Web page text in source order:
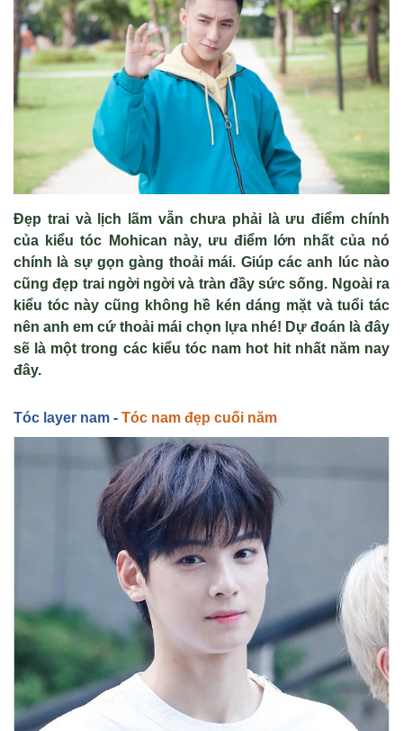
Đẹp trai và lịch lãm vẫn chưa phải là ưu điểm chính
của kiểu tóc Mohican này, ưu điểm lớn nhất của nó
chính là sự gọn gàng thoải mái. Giúp các anh lúc nào
cũng đẹp trai ngời ngời và tràn đầy sức sống. Ngoài ra
kiểu tóc này cũng không hề kén dáng mặt và tuổi tác
nên anh em cứ thoải mái chọn lựa nhé! Dự đoán là đây
sẽ là một trong các kiểu tóc nam hot hit nhất năm nay
đây.
Tóc layer nam - Tóc nam đẹp cuối năm